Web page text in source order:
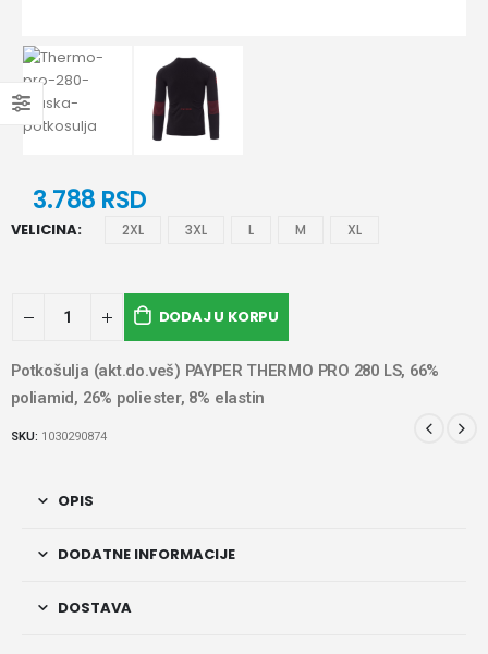
3.788 RSD
VELICINA 2XL 3XL L M XL
DODAJ U KORPU
Potkošulja (akt.do.veš) PAYPER THERMO PRO 280 LS, 66%
poliamid, 26% poliester, 8% elastin
SKU: 1030290874
OPIS
DODATNE INFORMACIJE
DOSTAVA